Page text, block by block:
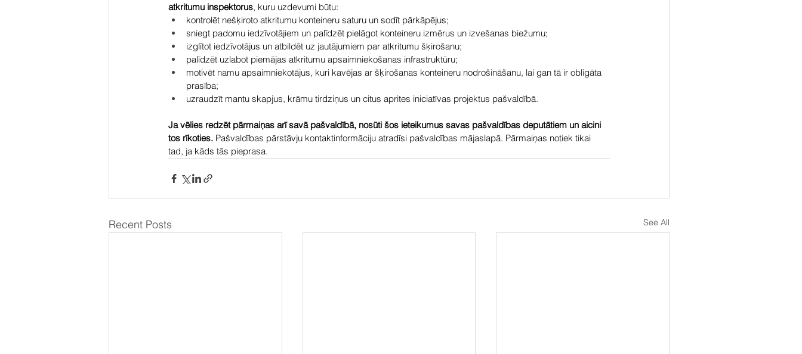
atkritumu inspektorus, kuru uzdevumi būtu:
kontrolēt nešķiroto atkritumu konteineru saturu un sodīt pārkāpējus;
sniegt padomu iedzīvotājiem un palīdzēt pielāgot konteineru izmērus un izvešanas biežumu;
izglītot iedzīvotājus un atbildēt uz jautājumiem par atkritumu šķirošanu;
palīdzēt uzlabot piemājas atkritumu apsaimniekošanas infrastruktūru;
motivēt namu apsaimniekotājus, kuri kavējas ar šķirošanas konteineru nodrošināšanu, lai gan tā ir obligāta
prasība;
uzraudzīt mantu skapjus, krāmu tirdziņus un citus aprites iniciatīvas projektus pašvaldībā.
Ja vēlies redzēt pārmaiņas arī savā pašvaldībā, nosūti šos ieteikumus savas pašvaldības deputātiem un aicini
tos rīkoties. Pašvaldības pārstāvju kontaktinformāciju atradīsi pašvaldības mājaslapā. Pārmaiņas notiek tikai
tad, ja kāds tās pieprasa.
Recent Posts See All